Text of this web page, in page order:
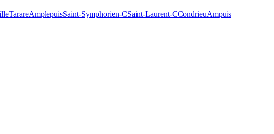
TarareAmplepuisSaint-Symphorien-CSaint-Laurent-CCondrieuAmpuis